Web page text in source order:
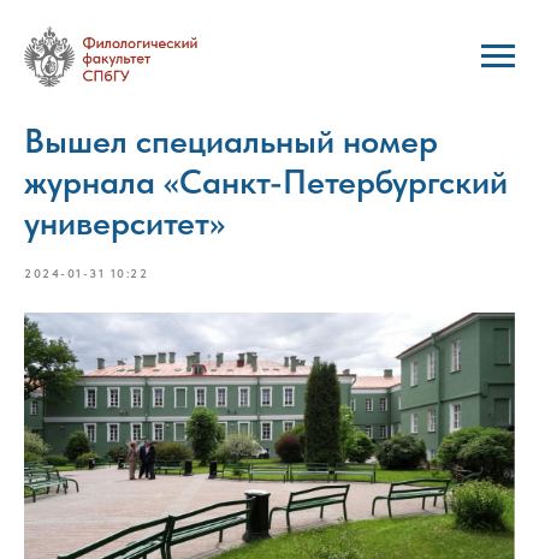
Вышел специальный номер
журнала «Санкт-Петербургский
университет»
2024-01-31 10:22